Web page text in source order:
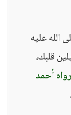
عليه
قلبك،
أحمد
.